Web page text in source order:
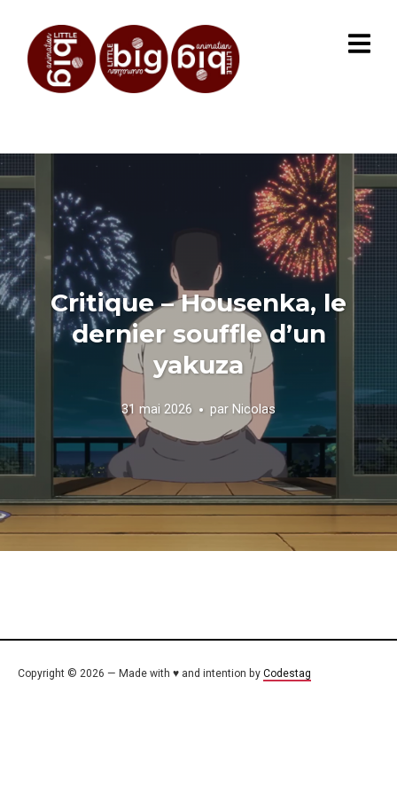
Critique – Housenka, le
dernier souffle d’un
yakuza
31 mai 2026 par Nicolas
Copyright © 2026 — Made with ♥ and intention by Codestag